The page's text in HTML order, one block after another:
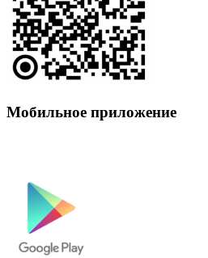
Мобильное приложение